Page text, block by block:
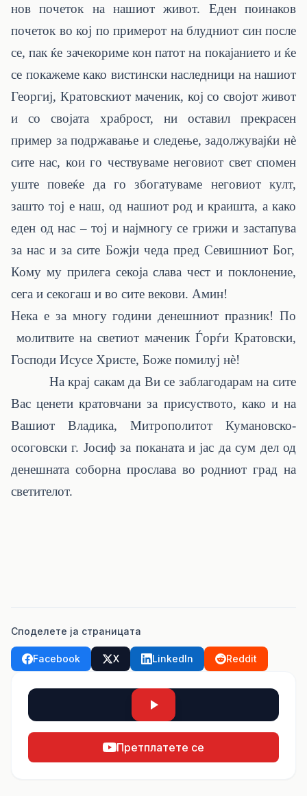
нов почеток на нашиот живот. Еден поинаков
почеток во кој по примерот на блудниот син после
се, пак ќе зачекориме кон патот на покајанието и ќе
се покажеме како вистински наследници на нашиот
Георгиј, Кратовскиот маченик, кој со својот живот
и со својата храброст, ни оставил прекрасен
пример за подржавање и следење, задолжувајќи нè
сите нас, кои го чествуваме неговиот свет спомен
уште повеќе да го збогатуваме неговиот култ,
зашто тој е наш, од нашиот род и краишта, акако
еден од нас – тој и најмногу се грижи и застапува
за нас и за сите Божји чедапред СевишниотБог,
Кому му прилега секоја слава чест и поклонение,
сега и секогаш и во сите векови. Амин!
Нека е за многу години денешниот празник! По
молитвите на светиот маченик Ѓорѓи Кратовски,
Господи Исусе Христе, Боже помилуј нè!
На крај сакам да Ви се заблагодарам на сите
Вас ценети кратовчани за присуството, како и на
Вашиот Владика, Митрополитот Кумановско-
осоговски г. Јосиф за поканата и јас да сум дел од
денешната соборна прослава во родниот град на
светителот.
Споделете ја страницата
Facebook X LinkedIn Reddit
Претплатете се